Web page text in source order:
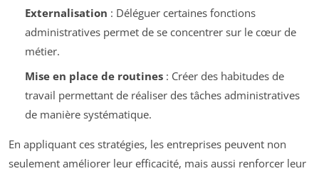
Externalisation : Déléguer certaines fonctions
administratives permet de se concentrer sur le cœur de
métier.
Mise en place de routines: Créer des habitudes de
travail permettant de réaliser des tâches administratives
de manière systématique.
En appliquant ces stratégies, les entreprises peuvent non
seulement améliorer leur efficacité, mais aussi renforcer leur